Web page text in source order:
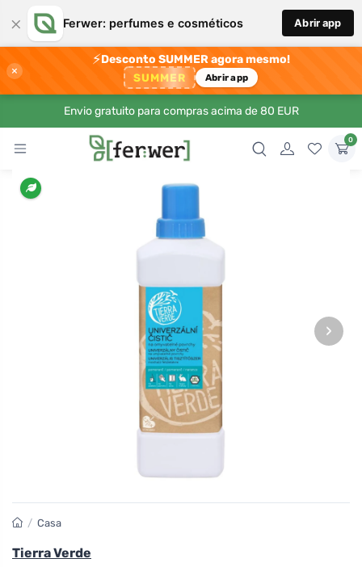
× Ferwer: perfumes e cosméticos Abrir app
×
⚡Desconto SUMMER agora mesmo!
SUMMER Abrir app
Envio gratuito para compras acima de 80 EUR
0
›
/ Casa
Tierra Verde